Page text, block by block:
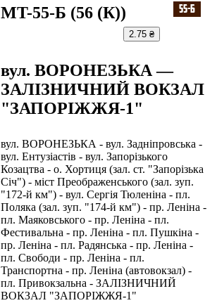
MT-55-Б (56 (К))
2.75 ₴
вул. ВОРОНЕЗЬКА —
ЗАЛІЗНИЧНИЙ ВОКЗАЛ
"ЗАПОРІЖЖЯ-1"
вул. ВОРОНЕЗЬКА - вул. Задніпровська -
вул. Ентузіастів - вул. Запорізького
Козацтва - о. Хортиця (зал. ст. "Запорізька
Січ") - міст Преображенського (зал. зуп.
"172-й км") - вул. Сергія Тюленіна - пл.
Поляка (зал. зуп. "174-й км") - пр. Леніна -
пл. Маяковського - пр. Леніна - пл.
Фестивальна - пр. Леніна - пл. Пушкіна -
пр. Леніна - пл. Радянська - пр. Леніна -
пл. Свободи - пр. Леніна - пл.
Транспортна - пр. Леніна (автовокзал) -
пл. Привокзальна - ЗАЛІЗНИЧНИЙ
ВОКЗАЛ "ЗАПОРІЖЖЯ-1"